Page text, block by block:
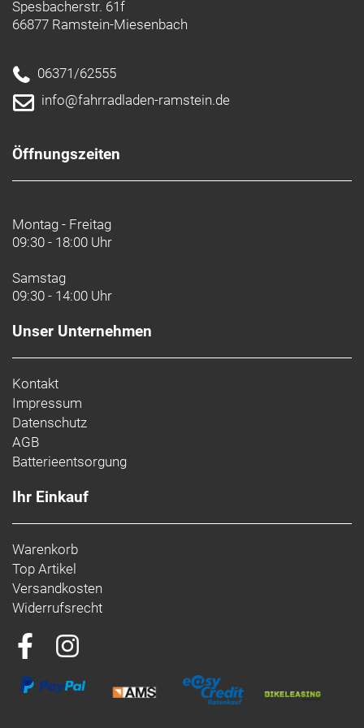
Spesbacherstr. 61f
66877 Ramstein-Miesenbach
06371/62555
info@fahrradladen-ramstein.de
Öffnungszeiten
Montag - Freitag
09:30 - 18:00 Uhr
Samstag
09:30 - 14:00 Uhr
Unser Unternehmen
Kontakt
Impressum
Datenschutz
AGB
Batterieentsorgung
Ihr Einkauf
Warenkorb
Top Artikel
Versandkosten
Widerrufsrecht